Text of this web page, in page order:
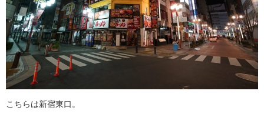
こちらは新宿東口。